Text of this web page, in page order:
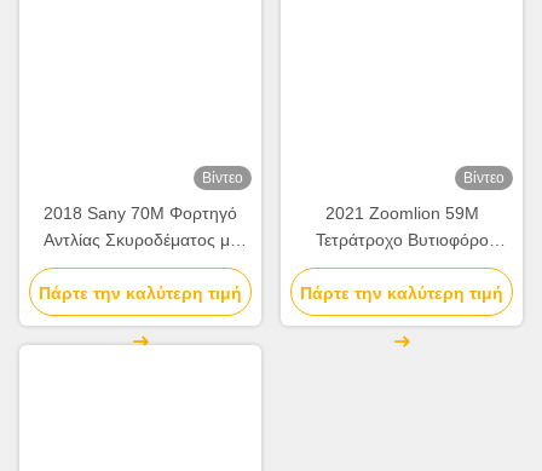
Ετικέτες: Συγκεκριμένη Αντλία Βραχιόνων